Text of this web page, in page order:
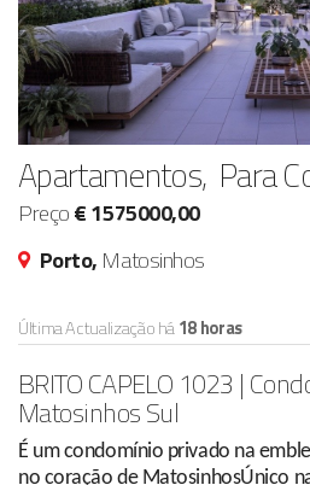
Apartamentos, Para
Preço€ 1575000,00
Porto, Matosinhos
Última Actualização há18 horas
BRITO CAPELO 1023 |
Matosinhos Sul
É um condomínio privado na
no coração de MatosinhosÚnico